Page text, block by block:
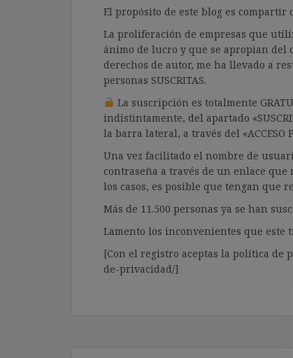
El propósito de este blog es compartir
La proliferación de empresas que
ánimo de lucro y que se apropian
derechos de autor, me ha llevado a
personas SUSCRITAS.
La suscripción es totalmente
indistintamente, del apartado
la barra lateral, a través del «ACCESO
Una vez facilitado el nombre de
contraseña a través de un enlace
los casos, es posible que tengan que
Más de 11.500 personas ya se han
Lamento los inconvenientes que este
[Con el registro aceptas la política de
de-privacidad/]